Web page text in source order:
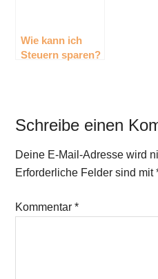
Wie kann ich
Steuern sparen?
Schreibe einen
Deine E-Mail-Adresse wird
Erforderliche Felder sind mit
Kommentar*